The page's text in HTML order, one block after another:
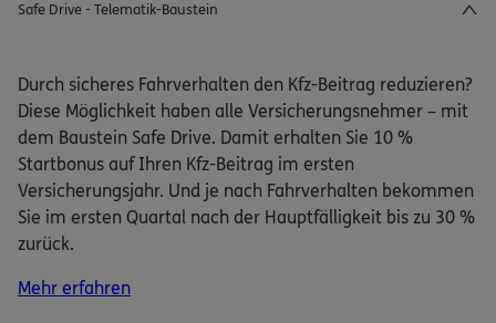
Safe Drive - Telematik-Baustein
Durch sicheres Fahrverhalten den Kfz-Beitrag reduzieren?
Diese Möglichkeit haben alle Versicherungsnehmer – mit
dem Baustein Safe Drive. Damit erhalten Sie 10 %
Startbonus auf Ihren Kfz-Beitrag im ersten
Versicherungsjahr. Und je nach Fahrverhalten bekommen
Sie im ersten Quartal nach der Hauptfälligkeit bis zu 30 %
zurück.
Mehr erfahren